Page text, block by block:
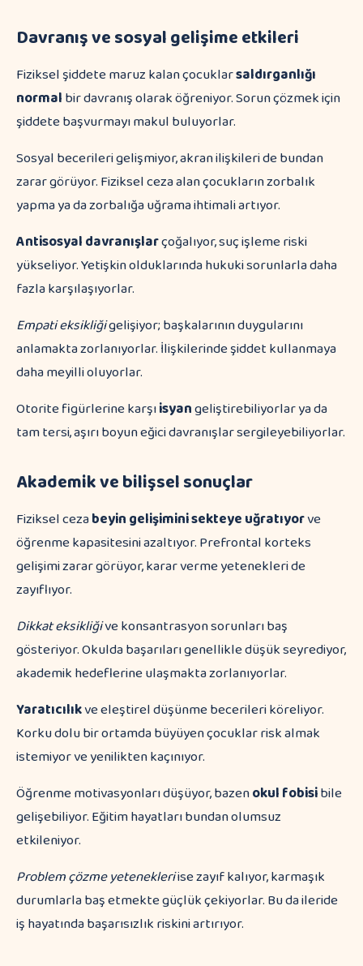
Davranış ve sosyal gelişime etkileri
Fiziksel şiddete maruz kalan çocuklarsaldırganlığı
normalbir davranış olarak öğreniyor. Sorun çözmek için
şiddete başvurmayı makul buluyorlar.
Sosyal becerileri gelişmiyor, akran ilişkileri de bundan
zarar görüyor. Fiziksel ceza alan çocukların zorbalık
yapma ya da zorbalığa uğrama ihtimali artıyor.
Antisosyal davranışlarçoğalıyor, suç işleme riski
yükseliyor. Yetişkin olduklarında hukuki sorunlarla daha
fazla karşılaşıyorlar.
Empati eksikliğigelişiyor; başkalarının duygularını
anlamakta zorlanıyorlar. İlişkilerinde şiddet kullanmaya
daha meyilli oluyorlar.
Otorite figürlerine karşıisyangeliştirebiliyorlar ya da
tam tersi, aşırı boyun eğici davranışlar sergileyebiliyorlar.
Akademik ve bilişsel sonuçlar
Fiziksel cezabeyin gelişimini sekteye uğratıyorve
öğrenme kapasitesini azaltıyor. Prefrontal korteks
gelişimi zarar görüyor, karar verme yetenekleri de
zayıflıyor.
Dikkat eksikliğive konsantrasyon sorunları baş
gösteriyor. Okulda başarıları genellikle düşük seyrediyor,
akademik hedeflerine ulaşmakta zorlanıyorlar.
Yaratıcılıkve eleştirel düşünme becerileri köreliyor.
Korku dolu bir ortamda büyüyen çocuklar risk almak
istemiyor ve yenilikten kaçınıyor.
Öğrenme motivasyonları düşüyor, bazenokul fobisibile
gelişebiliyor. Eğitim hayatları bundan olumsuz
etkileniyor.
Problem çözme yetenekleriise zayıf kalıyor, karmaşık
durumlarla baş etmekte güçlük çekiyorlar. Bu da ileride
iş hayatında başarısızlık riskini artırıyor.